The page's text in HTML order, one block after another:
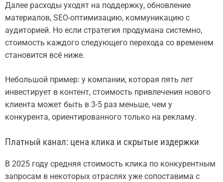
Далее расходы уходят на поддержку, обновление
материалов, SEO-оптимизацию, коммуникацию с
аудиторией. Но если стратегия продумана системно,
стоимость каждого следующего перехода со временем
становится всё ниже.
Небольшой пример: у компании, которая пять лет
инвестирует в контент, стоимость привлечения нового
клиента может быть в 3-5 раз меньше, чем у
конкурента, ориентированного только на рекламу.
Платный канал: цена клика и скрытые издержки
В 2025 году средняя стоимость клика по конкурентным
запросам в некоторых отраслях уже сопоставима с